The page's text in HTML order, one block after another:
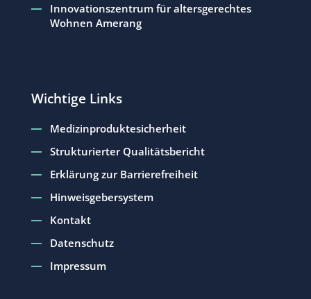
Innovationszentrum für altersgerechtes
Wohnen Amerang
Wichtige Links
Medizinproduktesicherheit
Strukturierter Qualitätsbericht
Erklärung zur Barrierefreiheit
Hinweisgebersystem
Kontakt
Datenschutz
Impressum